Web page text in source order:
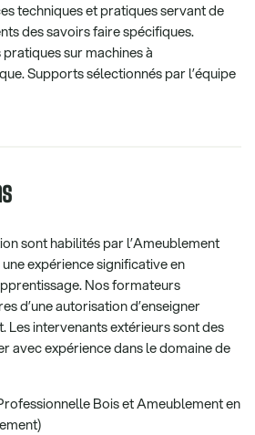
techniques et pratiques servant de
des savoirs faire spécifiques.
sur machines à
Supports sélectionnés par l’équipe
sont habilités par l’Ameublement
expérience significative en
Nos formateurs
d’une autorisation d’enseigner
Les intervenants extérieurs sont des
avec expérience dans le domaine de
Bois et Ameublement en